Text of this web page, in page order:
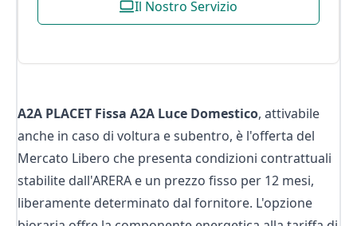
Il Nostro Servizio
A2A PLACET Fissa A2A Luce Domestico, attivabile
anche in caso di voltura esubentro, è l'offerta del
Mercato Libero che presenta condizioni contrattuali
stabilite dall'ARERA e un prezzo fisso per 12 mesi,
liberamente determinato dal fornitore. L'opzione